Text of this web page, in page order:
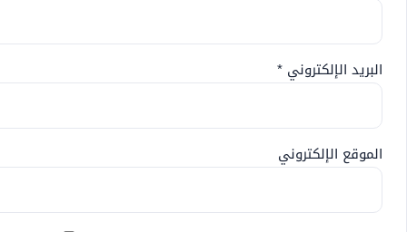
البريد الإلكتروني *
الموقع الإلكتروني